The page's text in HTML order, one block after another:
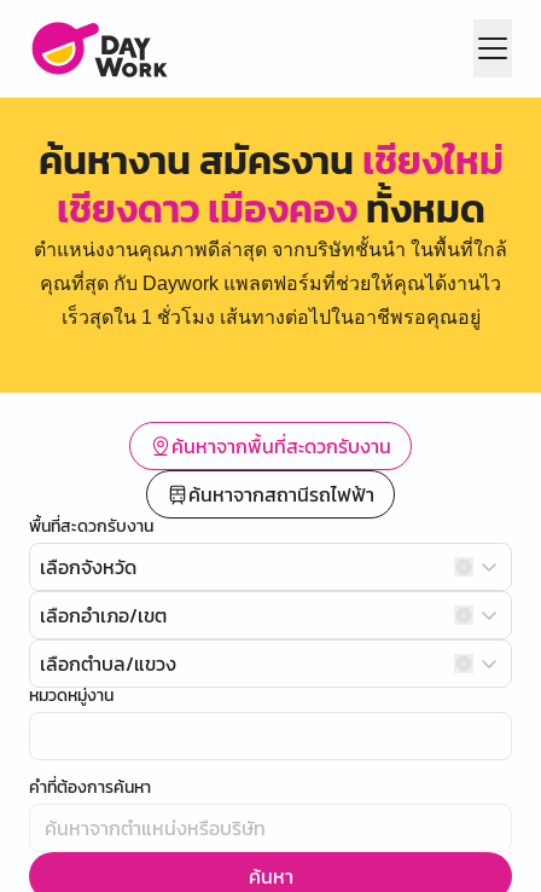
ค้นหางาน สมัครงานเชียงใหม่
เชียงดาว เมืองคองทั้งหมด
ตำแหน่งงานคุณภาพดีล่าสุด จากบริษัทชั้นนำ ในพื้นที่ใกล้
คุณที่สุด กับ Daywork แพลตฟอร์มที่ช่วยให้คุณได้งานไว
เร็วสุดใน 1 ชั่วโมง เส้นทางต่อไปในอาชีพรอคุณอยู่
ค้นหาจากพื้นที่สะดวกรับงาน
ค้นหาจากสถานีรถไฟฟ้า
พื้นที่สะดวกรับงาน
เลือกจังหวัด
เลือกอำเภอ/เขต
เลือกตำบล/แขวง
หมวดหมู่งาน
คำที่ต้องการค้นหา
ค้นหา